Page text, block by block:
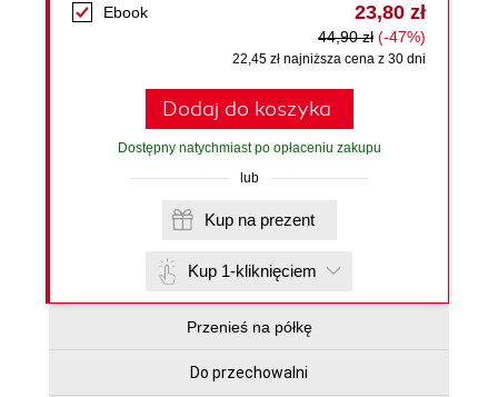
Ebook 23,80 zł
44,90 zł (-47%)
22,45 zł najniższa cena z 30 dni
Dodaj do koszyka
Dostępny natychmiast po opłaceniu zakupu
lub
Kup na prezent
Kup 1-kliknięciem
Przenieś na półkę
Do przechowalni